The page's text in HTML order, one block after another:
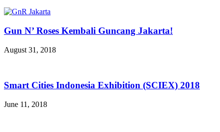
Gun N’ Roses Kembali Guncang Jakarta!
August 31, 2018
Smart Cities Indonesia Exhibition (SCIEX) 2018
June 11, 2018